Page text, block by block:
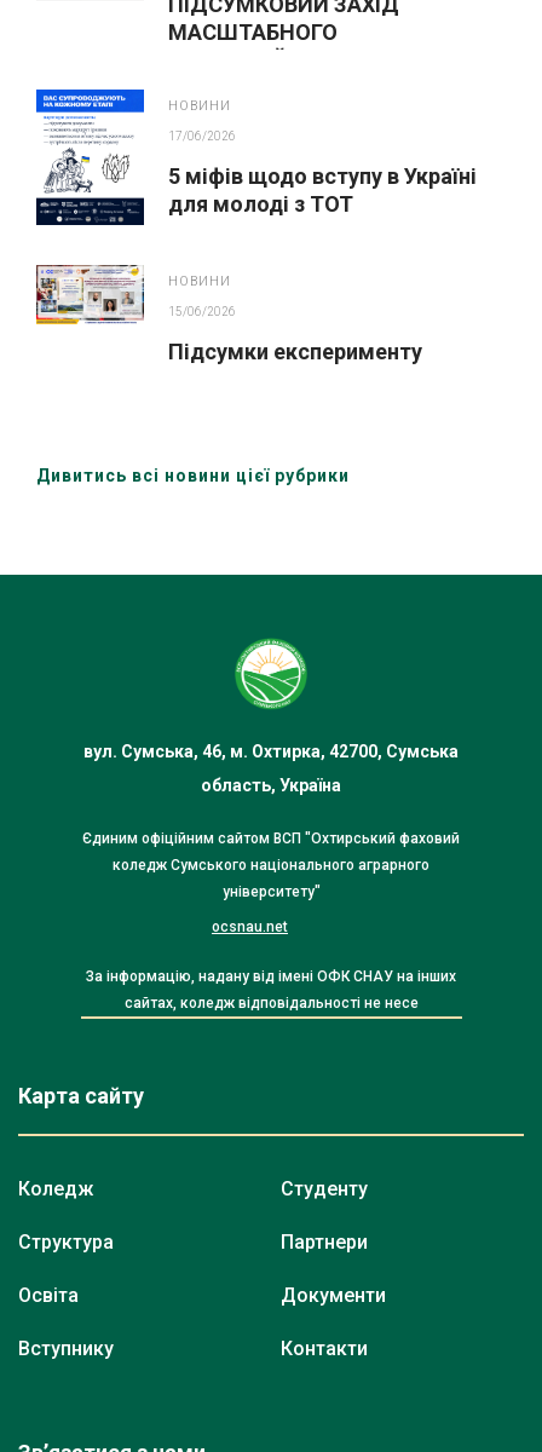
МАСШТАБНОГО
НОВИНИ
17/06/2026
5 міфів щодо вступу в Україні
для молоді з ТОТ
НОВИНИ
15/06/2026
Підсумки експерименту
Дивитись всі новини цієї рубрики
вул. Сумська, 46, м. Охтирка, 42700, Сумська
область, Україна
Єдиним офіційним сайтом ВСП "Охтирський фаховий
коледж Сумського національного аграрного
університету"
ocsnau.net
За інформацію, надану від імені ОФК СНАУ на інших
сайтах, коледж відповідальності не несе
Карта сайту
Коледж
Структура
Освіта
Вступнику
Студенту
Партнери
Документи
Контакти